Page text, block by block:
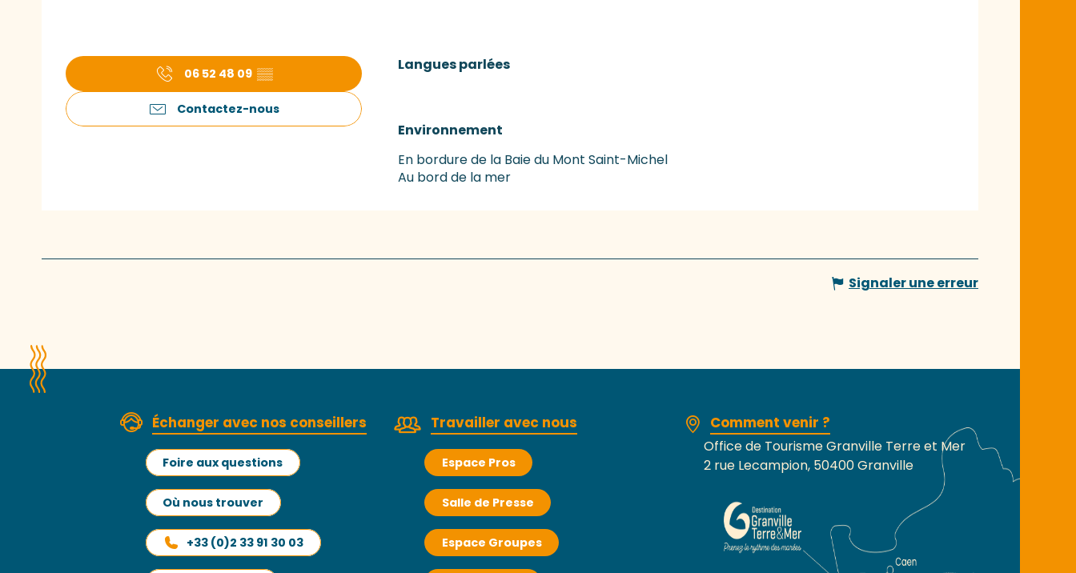
06 52 48 09 ▒▒
Contactez-nous
Langues parlées
Langues parlées
Environnement
Environnement
En bordure de la Baie du Mont Saint-Michel
Au bord de la mer
Signaler une erreur
Échanger avec nos conseillers
Foire aux questions
Où nous trouver
+33 (0)2 33 91 30 03
Travailler avec nous
Espace Pros
Salle de Presse
Espace Groupes
Comment venir ?
Office de Tourisme Granville Terre et Mer
2 rue Lecampion, 50400 Granville